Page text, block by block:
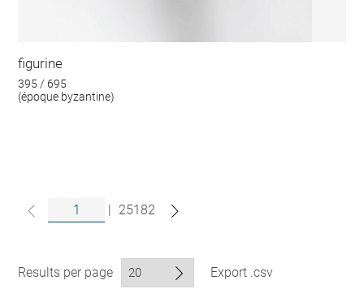
figurine
395 / 695
(époque byzantine)
| 25182
Results per page Export .csv